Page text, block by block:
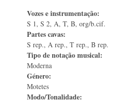
Vozes e instrumentação:
S 1, S 2, A, T, B, org/b.cif.
Partes cavas:
S rep., A rep., T rep., B rep.
Tipo de notação musical:
Moderna
Género:
Motetes
Modo/Tonalidade: